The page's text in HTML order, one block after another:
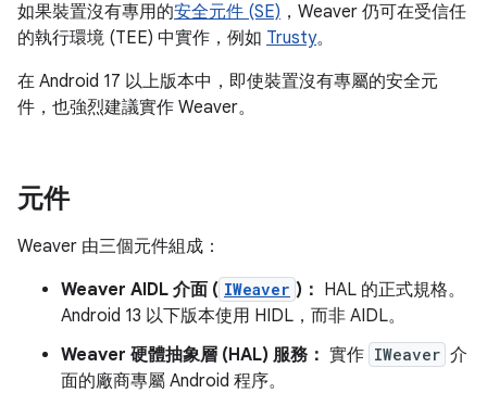
如果裝置沒有專用的安全元件 (SE) ，Weaver 仍可在受信任
的執行環境 (TEE) 中實作，例如 Trusty。
在 Android 17 以上版本中，即使裝置沒有專屬的安全元
件，也強烈建議實作 Weaver。
元件
Weaver 由三個元件組成：
Weaver AIDL 介面 ( IWeaver )： HAL 的正式規格。
Android 13 以下版本使用 HIDL，而非 AIDL。
Weaver 硬體抽象層 (HAL) 服務： 實作 IWeaver 介
面的廠商專屬 Android 程序。